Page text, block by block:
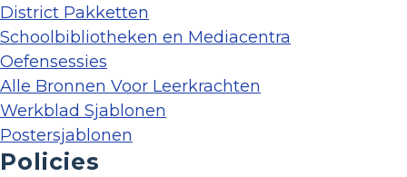
District Pakketten
Schoolbibliotheken en Mediacentra
Oefensessies
Alle Bronnen Voor Leerkrachten
Werkblad Sjablonen
Postersjablonen
Policies